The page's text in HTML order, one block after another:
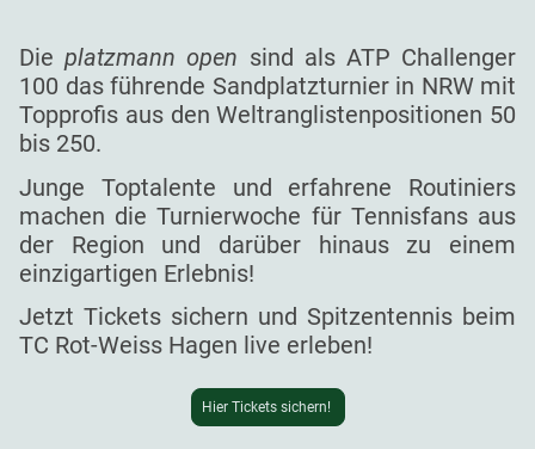
Dieplatzmann open sind als ATP Challenger
100 das führende Sandplatzturnier in NRW mit
Topprofis aus den Weltranglistenpositionen 50
bis 250.
Junge Toptalente und erfahrene Routiniers
machen die Turnierwoche für Tennisfans aus
der Region und darüber hinaus zu einem
einzigartigen Erlebnis!
Jetzt Tickets sichern und Spitzentennis beim
TC Rot-Weiss Hagen live erleben!
Hier Tickets sichern!